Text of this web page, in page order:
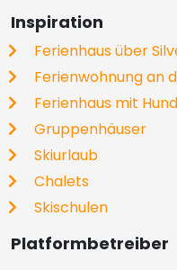
Inspiration
Ferienhaus über
Ferienwohnung an
Ferienhaus mit Hund
Gruppenhäuser
Skiurlaub
Chalets
Skischulen
Platformbetreiber